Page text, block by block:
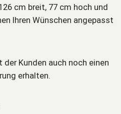
cm breit, 77 cm hoch und
Ihren Wünschen angepasst
Kunden auch noch einen
erhalten.